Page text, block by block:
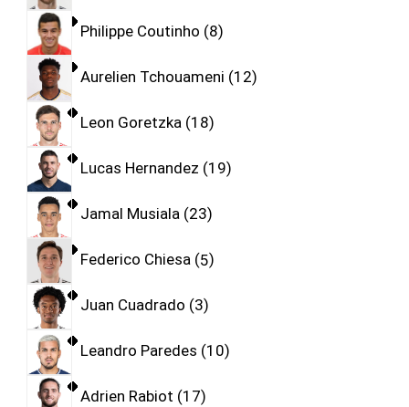
Philippe Coutinho 8
Aurelien Tchouameni 12
Leon Goretzka 18
Lucas Hernandez 19
Jamal Musiala 23
Federico Chiesa 5
Juan Cuadrado 3
Leandro Paredes 10
Adrien Rabiot 17